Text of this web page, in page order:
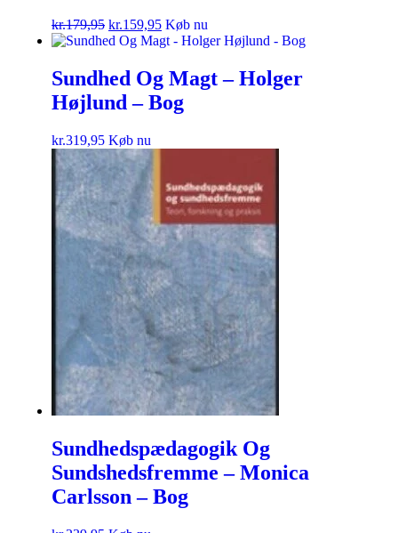
kr.179,95 kr.159,95 Køb nu
Sundhed Og Magt – Holger
Højlund – Bog
kr.319,95 Køb nu
Sundhedspædagogik Og
Sundshedsfremme – Monica
Carlsson – Bog